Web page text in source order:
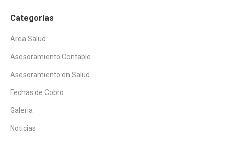
Categorías
Area Salud
Asesoramiento Contable
Asesoramiento en Salud
Fechas de Cobro
Galeria
Noticias